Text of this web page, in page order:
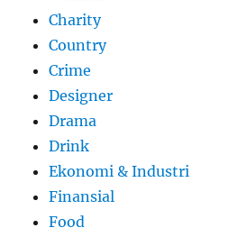
Charity
Country
Crime
Designer
Drama
Drink
Ekonomi & Industri
Finansial
Food